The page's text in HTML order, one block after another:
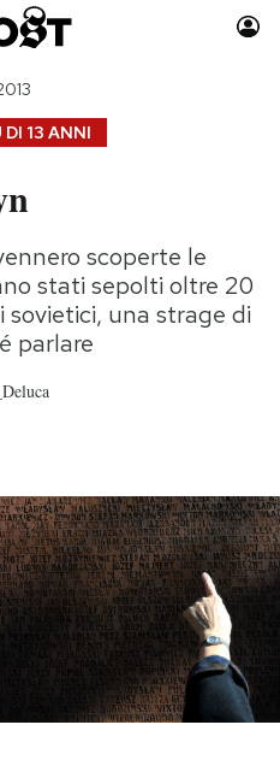
Auto
Consumismi
Storie/Idee
Ok Boomer!
DI 13 ANNI
scoperte le
stati sepolti oltre 20
sovietici, una strage di
parlare